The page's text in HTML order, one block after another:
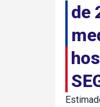
de